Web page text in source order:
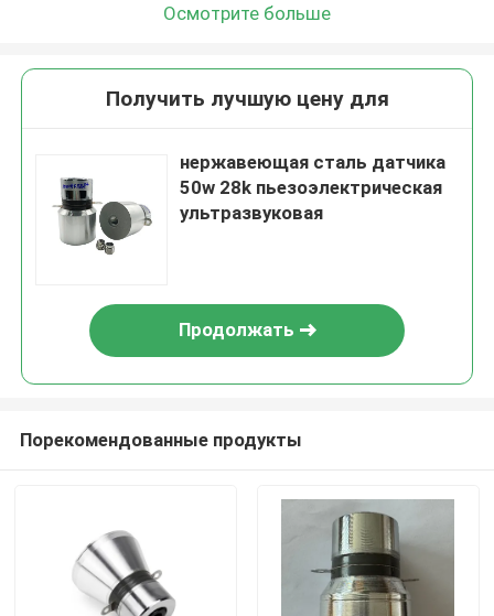
Осмотрите больше
Получить лучшую цену для
нержавеющая сталь датчика
50w 28k пьезоэлектрическая
ультразвуковая
Продолжать
Порекомендованные продукты